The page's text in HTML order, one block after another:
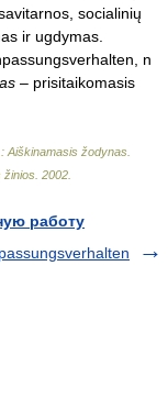
socialinių
ir ugdymas.
n
– prisitaikomasis
Aiškinamasis žodynas.
žinios 2002
работу